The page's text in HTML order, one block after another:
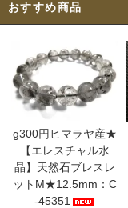
おすすめ商品
g300円ヒマラヤ産★
【エレスチャル水
晶】天然石ブレスレ
ットM★12.5mm：C
-45351